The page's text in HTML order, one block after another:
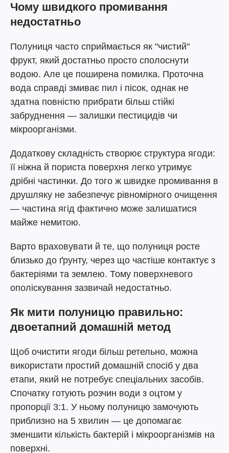
Чому швидкого промивання
недостатньо
Полуниця часто сприймається як "чистий"
фрукт, який достатньо просто сполоснути
водою. Але це поширена помилка. Проточна
вода справді змиває пил і пісок, однак не
здатна повністю прибрати більш стійкі
забруднення — залишки пестицидів чи
мікроорганізми.
Додаткову складність створює структура ягоди:
її ніжна й пориста поверхня легко утримує
дрібні частинки. До того ж швидке промивання в
друшляку не забезпечує рівномірного очищення
— частина ягід фактично може залишатися
майже немитою.
Варто враховувати й те, що полуниця росте
близько до ґрунту, через що частіше контактує з
бактеріями та землею. Тому поверхневого
ополіскування зазвичай недостатньо.
Як мити полуницю правильно:
двоетапний домашній метод
Щоб очистити ягоди більш ретельно, можна
використати простий домашній спосіб у два
етапи, який не потребує спеціальних засобів.
Спочатку готують розчин води з оцтом у
пропорції 3:1. У ньому полуницю замочують
приблизно на 5 хвилин — це допомагає
зменшити кількість бактерій і мікроорганізмів на
поверхні.